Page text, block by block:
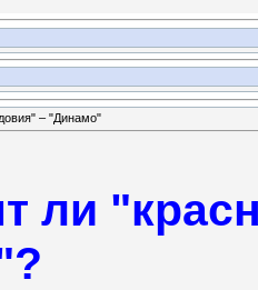
– "Динамо"
ли